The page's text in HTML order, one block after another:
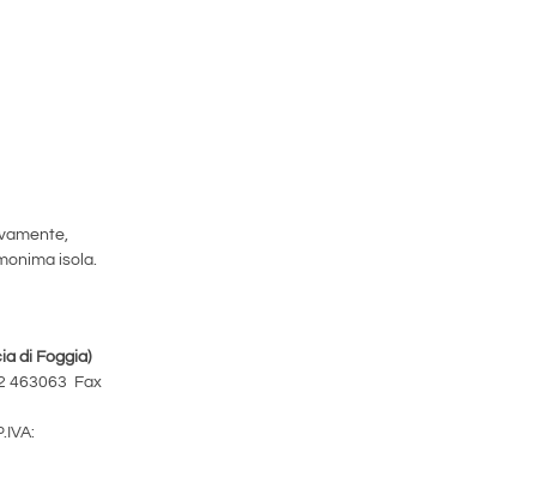
isola.
di Foggia)
463063 Fax